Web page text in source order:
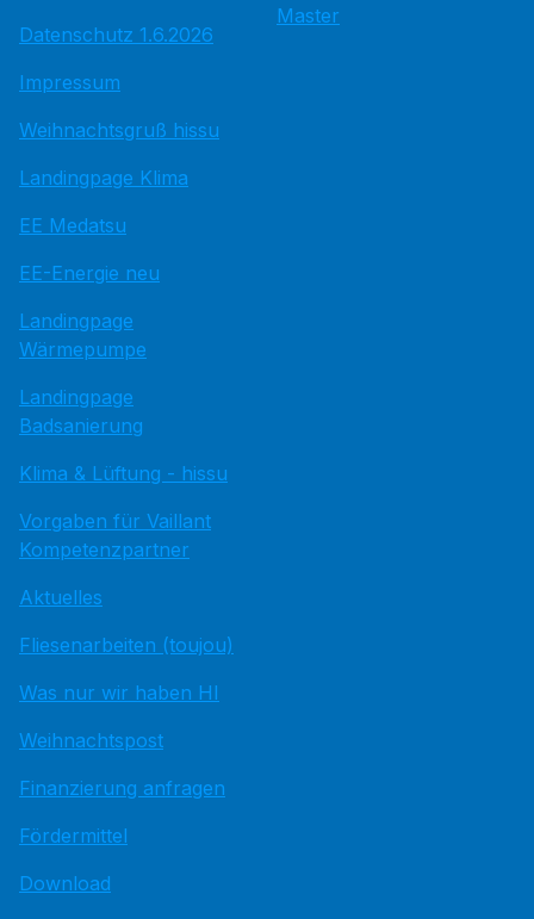
Datenschutz 1.6.2026
Impressum
Weihnachtsgruß hissu
Landingpage Klima
EE Medatsu
EE-Energie neu
Landingpage
Wärmepumpe
Landingpage
Badsanierung
Klima & Lüftung - hissu
Vorgaben für Vaillant
Kompetenzpartner
Aktuelles
Fliesenarbeiten (toujou)
Was nur wir haben HI
Weihnachtspost
Finanzierung anfragen
Fördermittel
Download
Master